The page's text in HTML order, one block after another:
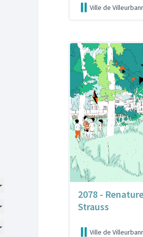
Ville de
2078 -
Strauss
Ville de